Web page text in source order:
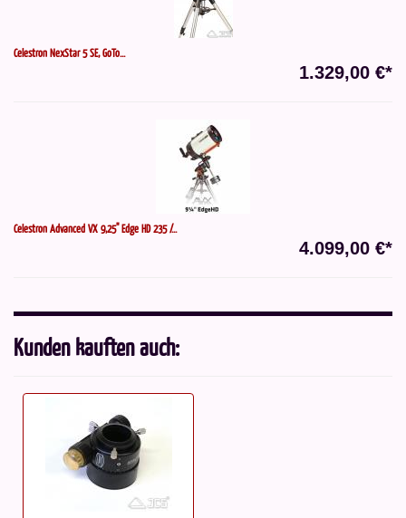
Celestron NexStar 5 SE, GoTo...
1.329,00 €*
Celestron Advanced VX 9,25" Edge HD 235 /...
4.099,00 €*
Kunden kauften auch: